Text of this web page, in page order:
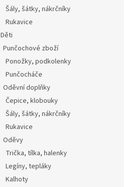
Šály, šátky, nákrčníky
Rukavice
Děti
Punčochové zboží
Ponožky, podkolenky
Punčocháče
Oděvní doplňky
Čepice, klobouky
Šály, šátky, nákrčníky
Rukavice
Oděvy
Trička, tílka, halenky
Legíny, tepláky
Kalhoty